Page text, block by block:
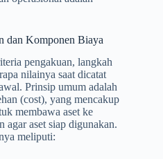
dan Komponen Biaya
pengakuan, langkah
nilainya saat dicatat
Prinsip umum adalah
(cost), yang mencakup
membawa aset ke
aset siap digunakan.
meliputi: